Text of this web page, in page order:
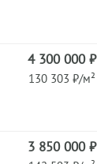
4 300 000 ₽
130 303 ₽/м²
3 850 000 ₽